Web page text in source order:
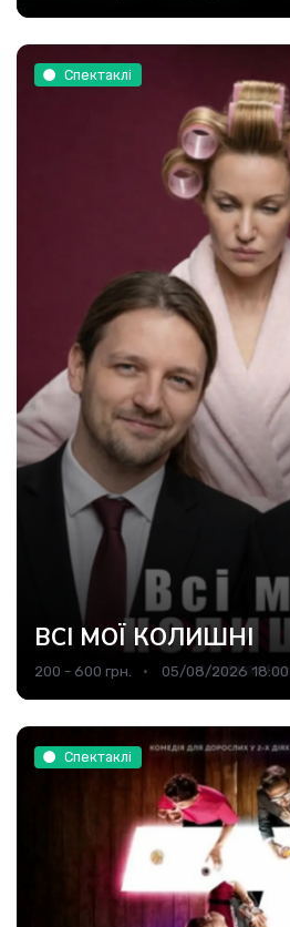
Спектаклі
ВСІ МОЇ КОЛИШНІ
200 - 600 грн. 05/08/2026 18:00
Спектаклі